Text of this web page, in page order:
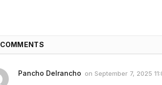
COMMENTS
Pancho Delrancho on September 7, 2025